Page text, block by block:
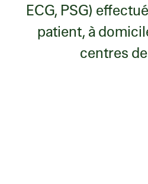
ECG, PSG)
patient, à
centres